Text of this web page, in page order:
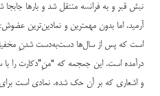
نبش قبر و به فرانسه منتقل شد و بارها
آرمید، اما بدون مهمترین و نمادین‌ترین
است که پس از سال‌ها دست‌به‌دست شدنِ
درآمده است. این جمجمه که “منِ”دکارت را با
و اشعاری که بر آن حک شده، نمادی است برای